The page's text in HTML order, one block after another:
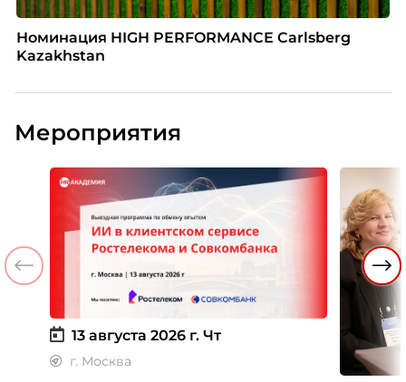
Номинация HIGH PERFORMANCE Carlsberg
Kazakhstan
Мероприятия
13 августа 2026 г. Чт
г. Москва